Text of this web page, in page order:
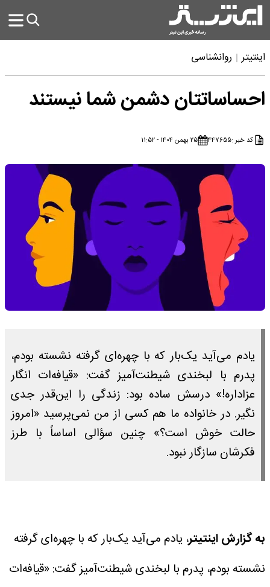
اینتیتر روانشناسی
احساساتتان دشمن شما نیستند
کد خبر :۴۴۷۶۵۵ ۲۵ بهمن ۱۴۰۴ - ۱۱:۵۲
یادم می‌آید یک‌بار که با چهره‌ای گرفته نشسته بودم،
پدرم با لبخندی شیطنت‌آمیز گفت: «قیافه‌ات انگار
عزاداره!» درسش ساده بود: زندگی را این‌قدر جدی
نگیر. در خانواده ما هم کسی از من نمی‌پرسید «امروز
حالت خوش است؟» چنین سؤالی اساساً با طرز
فکرشان سازگار نبود.
به گزارش اینتیتر، یادم می‌آید یک‌بار که با چهره‌ای گرفته
نشسته بودم، پدرم با لبخندی شیطنت‌آمیز گفت: «قیافه‌ات